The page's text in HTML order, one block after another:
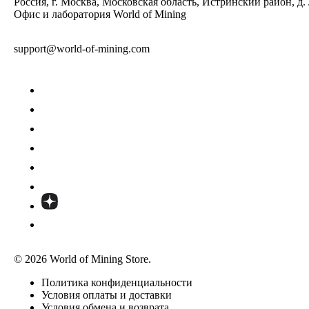
Офис и лаборатория World of Mining
support@world-of-mining.com
© 2026 World of Mining Store.
Политика конфиденциальности
Условия оплаты и доставки